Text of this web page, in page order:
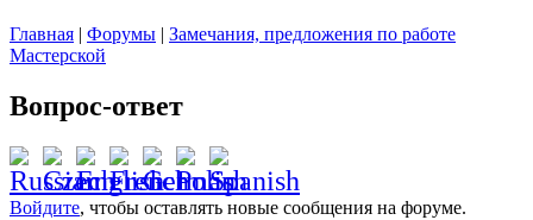
Главная | Форумы | Замечания, предложения по работе
Мастерской
Вопрос-ответ
Войдите, чтобы оставлять новые сообщения на форуме.